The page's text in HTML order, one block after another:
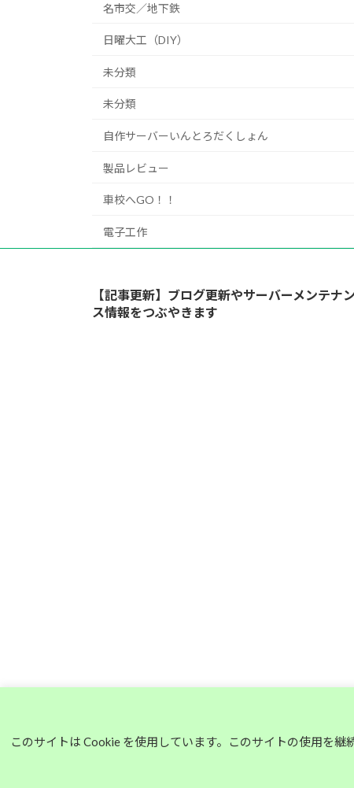
名市交／地下鉄
日曜大工（DIY）
未分類
未分類
自作サーバーいんとろだくしょん
製品レビュー
車校へGO！！
電子工作
【記事更新】ブログ更新やサーバーメンテナン
ス情報をつぶやきます
このサイトは Cookie を使用しています。このサイトの使用を